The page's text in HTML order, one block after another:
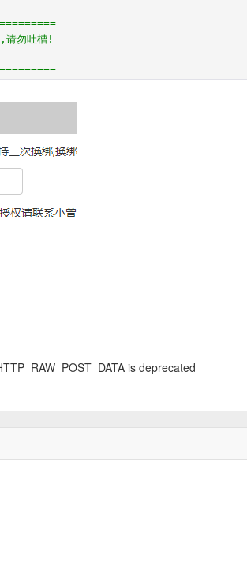
请勿吐槽!
is deprecated